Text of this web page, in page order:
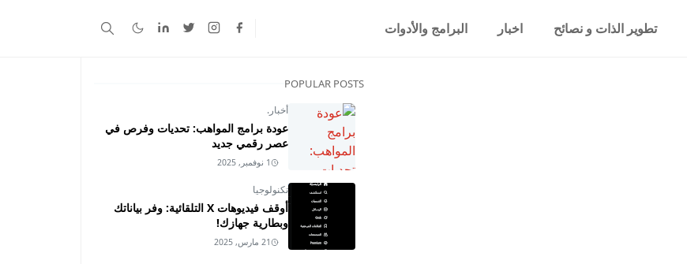
تطوير الذات و نصائح اخبار البرامج والأدوات
POPULAR POSTS
أخبار.
عودة برامج المواهب: تحديات وفرص في
عصر رقمي جديد
1 نوفمبر, 2025
تكنولوجيا
أوقف فيديوهات X التلقائية: وفر بياناتك
وبطارية جهازك!
21 مارس, 2025